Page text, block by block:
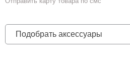
Подобрать аксессуары